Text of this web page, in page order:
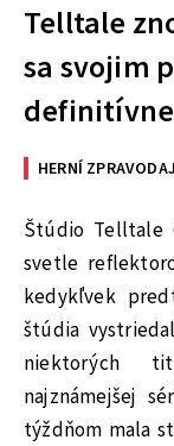
Telltale
sa svojim
HERNÍ
Štúdio Telltale
svetle
kedykľvek
štúdia
niektorých
najznámejšej
týždňom mala